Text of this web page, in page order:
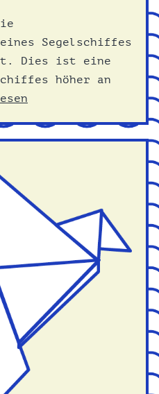
eines Segelschiffes
Dies ist eine
höher an